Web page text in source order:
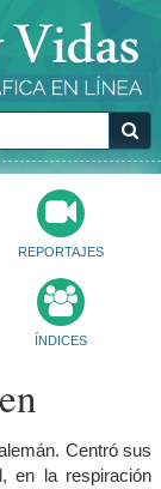
REPORTAJES
ÍNDICES
Centró sus
en la respiración